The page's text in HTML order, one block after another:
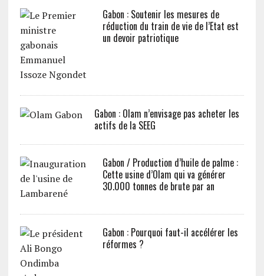
Gabon : Soutenir les mesures de
réduction du train de vie de l’Etat est
un devoir patriotique
Gabon : Olam n’envisage pas acheter les
actifs de la SEEG
Gabon / Production d’huile de palme :
Cette usine d’Olam qui va générer
30.000 tonnes de brute par an
Gabon : Pourquoi faut-il accélérer les
réformes ?